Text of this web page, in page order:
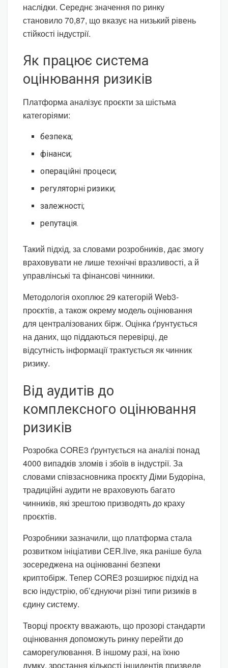
наслідки. Середнє значення по ринку
становило 70,87, що вказує на низький рівень
стійкості індустрії.
Як працює система
оцінювання ризиків
Платформа аналізує проєкти за шістьма
категоріями:
безпека;
фінанси;
операційні процеси;
регуляторні ризики;
залежності;
репутація.
Такий підхід, за словами розробників, дає змогу
враховувати не лише технічні вразливості, а й
управлінські та фінансові чинники.
Методологія охоплює 29 категорій Web3-
проєктів, а також окрему модель оцінювання
для централізованих бірж. Оцінка ґрунтується
на даних, що піддаються перевірці, де
відсутність інформації трактується як чинник
ризику.
Від аудитів до
комплексного оцінювання
ризиків
Розробка CORE3 ґрунтується на аналізі понад
4000 випадків зломів і збоїв в індустрії. За
словами співзасновника проєкту Діми Будоріна,
традиційні аудити не враховують багато
чинників, які зрештою призводять до краху
проєктів.
Розробники зазначили, що платформа стала
розвитком ініціативи CER.live, яка раніше була
зосереджена на оцінюванні безпеки
криптобірж. Тепер CORE3 розширює підхід на
всю індустрію, об’єднуючи різні типи ризиків в
єдину систему.
Творці проєкту вважають, що прозорі стандарти
оцінювання допоможуть ринку перейти до
саморегулювання. В іншому разі, на їхню
думку, зростання кількості інцидентів призведе